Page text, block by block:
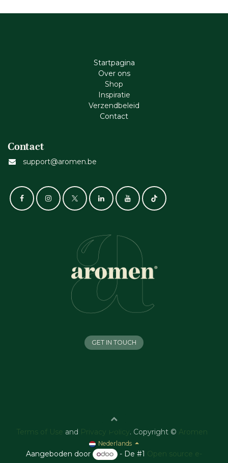
Startpagina
Ove​r​ ons
Shop
Inspiratie
Verzendbeleid
Cont​act
Contact
support@aromen.be
GET IN TOUCH
Terms of Use and Privacy Policy . Copyright © Aromen
Nederlands
Aangeboden door - De #1 Open source e-